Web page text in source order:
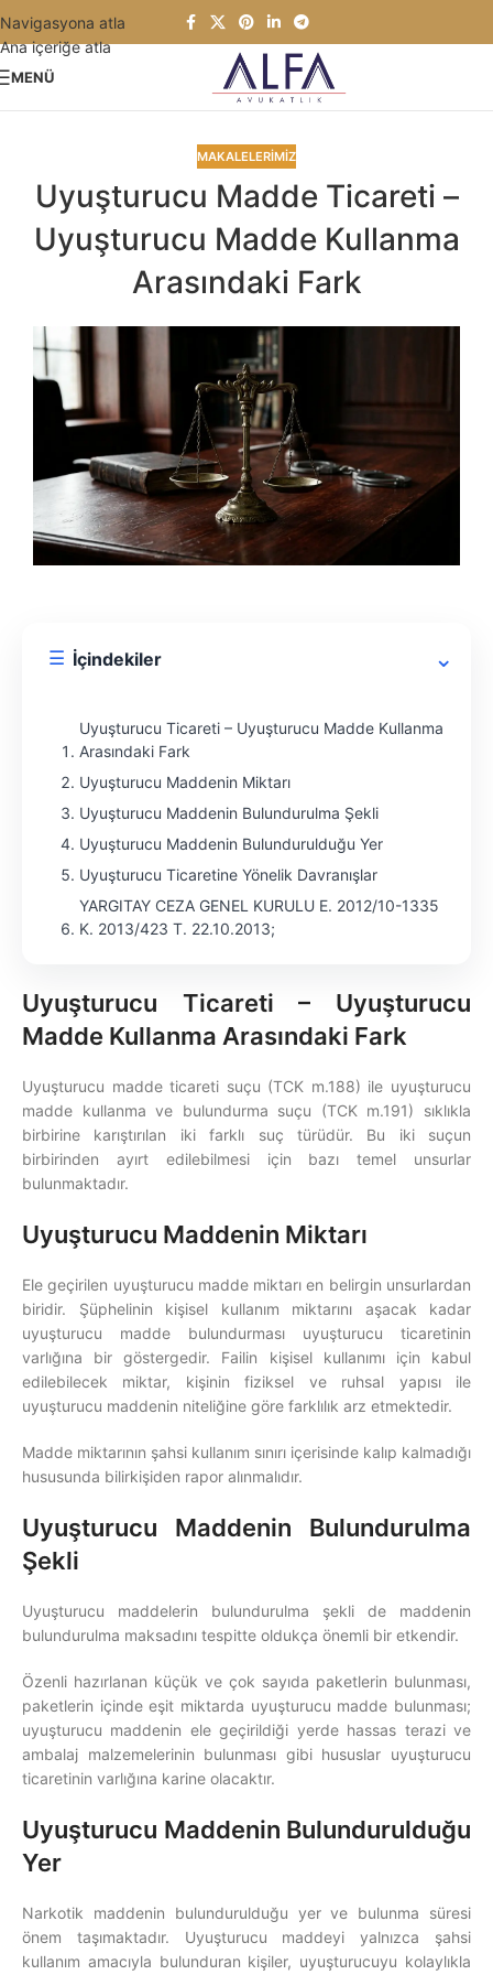
Navigasyona atla
Ana içeriğe atla
MENÜ
MAKALELERIMIZ
Uyuşturucu Madde Ticareti –
Uyuşturucu Madde Kullanma
Arasındaki Fark
☰ İçindekiler ⌄
Uyuşturucu Ticareti – Uyuşturucu Madde Kullanma
Arasındaki Fark
Uyuşturucu Maddenin Miktarı
Uyuşturucu Maddenin Bulundurulma Şekli
Uyuşturucu Maddenin Bulundurulduğu Yer
Uyuşturucu Ticaretine Yönelik Davranışlar
YARGITAY CEZA GENEL KURULU E. 2012/10-1335
K. 2013/423 T. 22.10.2013;
Uyuşturucu Ticareti – Uyuşturucu
Madde Kullanma Arasındaki Fark
Uyuşturucu madde ticareti suçu (TCK m.188) ile uyuşturucu
madde kullanma ve bulundurma suçu (TCK m.191) sıklıkla
birbirine karıştırılan iki farklı suç türüdür. Bu iki suçun
birbirinden ayırt edilebilmesi için bazı temel unsurlar
bulunmaktadır.
Uyuşturucu Maddenin Miktarı
Ele geçirilen uyuşturucu madde miktarı en belirgin unsurlardan
biridir. Şüphelinin kişisel kullanım miktarını aşacak kadar
uyuşturucu madde bulundurması uyuşturucu ticaretinin
varlığına bir göstergedir. Failin kişisel kullanımı için kabul
edilebilecek miktar, kişinin fiziksel ve ruhsal yapısı ile
uyuşturucu maddenin niteliğine göre farklılık arz etmektedir.
Madde miktarının şahsi kullanım sınırı içerisinde kalıp kalmadığı
hususunda bilirkişiden rapor alınmalıdır.
Uyuşturucu Maddenin Bulundurulma
Şekli
Uyuşturucu maddelerin bulundurulma şekli de maddenin
bulundurulma maksadını tespitte oldukça önemli bir etkendir.
Özenli hazırlanan küçük ve çok sayıda paketlerin bulunması,
paketlerin içinde eşit miktarda uyuşturucu madde bulunması;
uyuşturucu maddenin ele geçirildiği yerde hassas terazi ve
ambalaj malzemelerinin bulunması gibi hususlar uyuşturucu
ticaretinin varlığına karine olacaktır.
Uyuşturucu Maddenin Bulundurulduğu
Yer
Narkotik maddenin bulundurulduğu yer ve bulunma süresi
önem taşımaktadır. Uyuşturucu maddeyi yalnızca şahsi
kullanım amacıyla bulunduran kişiler, uyuşturucuyu kolaylıkla